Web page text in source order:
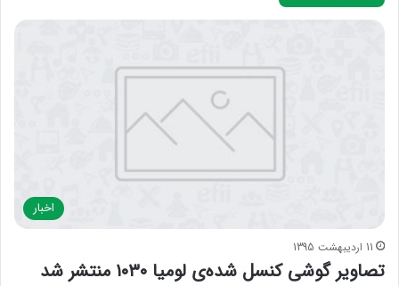
اخبار
11 اردیبهشت 1395
تصاویر گوشی کنسل شده‌ی لومیا ۱۰۳۰ منتشر شد